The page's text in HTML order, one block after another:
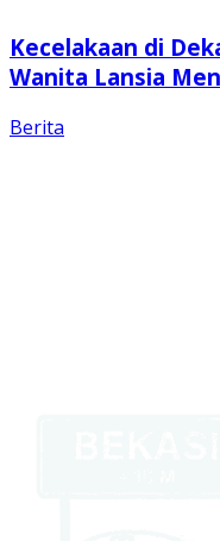
Kecelakaan di
Wanita Lansia
Berita